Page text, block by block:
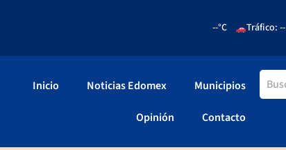
--°C Tráfico: --
Inicio Noticias Edomex Municipios
Opinión Contacto